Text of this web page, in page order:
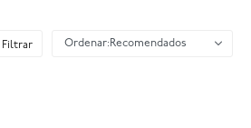
Recomendados